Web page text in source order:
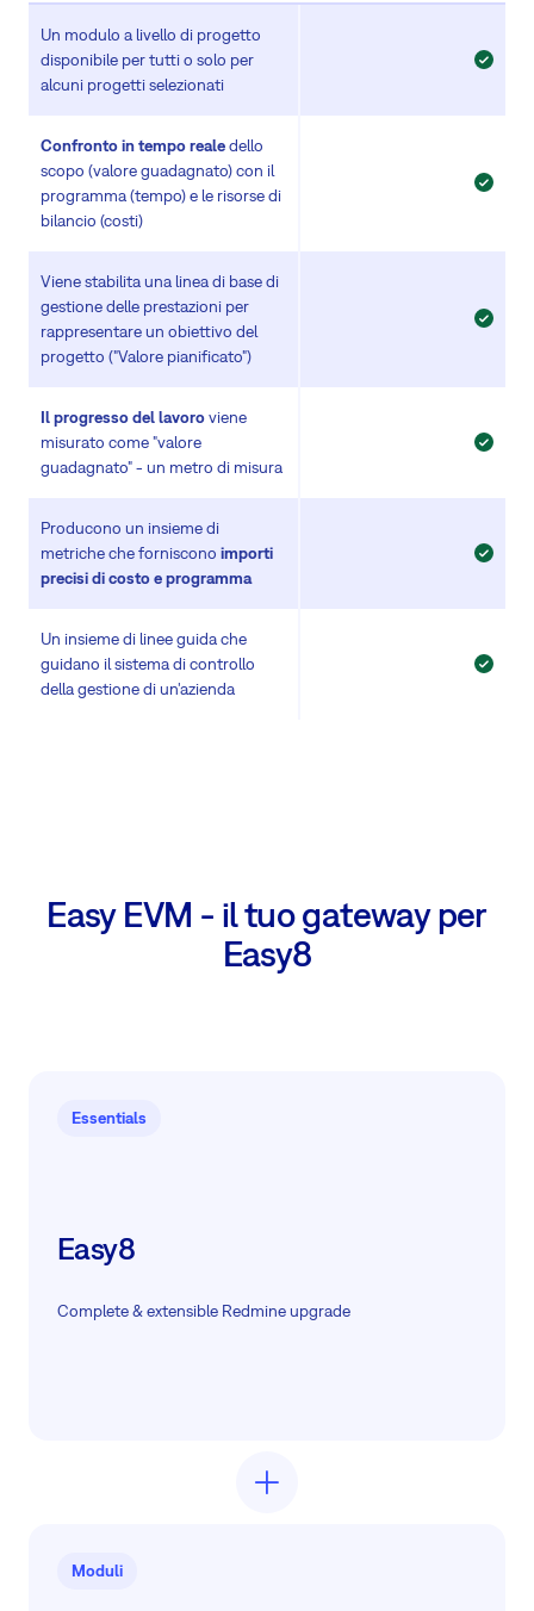
Un modulo a livello di progetto
disponibile per tutti o solo per
alcuni progetti selezionati
Confronto in tempo realedello
scopo (valore guadagnato) con il
programma (tempo) e le risorse di
bilancio (costi)
Viene stabilita una linea di base di
gestione delle prestazioni per
rappresentare un obiettivo del
progetto ("Valore pianificato")
Il progresso del lavoroviene
misurato come "valore
guadagnato" - un metro di misura
Producono un insieme di
metriche che forniscono importi
precisi di costo e programma
Un insieme di linee guida che
guidano il sistema di controllo
della gestione di un'azienda
Easy EVM - il tuo gateway per
Easy8
Essentials
Easy8
Complete & extensible Redmine upgrade
Moduli